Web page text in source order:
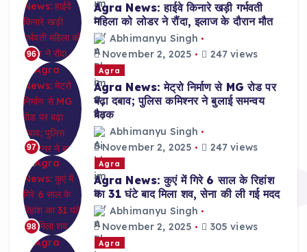
96
Agra News: हाईवे किनारे खड़ी गर्भवती
महिला को लोडर ने रौंदा, इलाज के दौरान मौत
Abhimanyu Singh
November 2, 2025
247 views
97
Agra
Agra News: मेट्रो निर्माण से MG रोड पर
बढ़ा दबाव; पुलिस कमिश्नर ने बुलाई समन्वय
बैठक
Abhimanyu Singh
November 2, 2025
247 views
98
Agra
Agra News: कुएं में गिरे 6 साल के रिहांश
का 31 घंटे बाद मिला शव, सेना की ली गई मदद
Abhimanyu Singh
November 2, 2025
305 views
Agra